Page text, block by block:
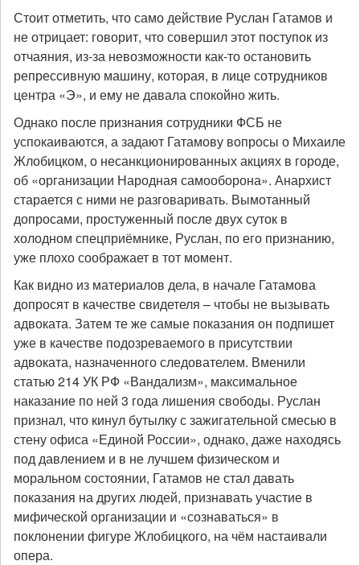
Стоит отметить, что само действие Руслан Гатамов и
не отрицает: говорит, что совершил этот поступок из
отчаяния, из-за невозможности как-то остановить
репрессивную машину, которая, в лице сотрудников
центра «Э», и ему не давала спокойно жить.
Однако после признания сотрудники ФСБ не
успокаиваются, а задают Гатамову вопросы о Михаиле
Жлобицком, о несанкционированных акциях в городе,
об «организации Народная самооборона». Анархист
старается с ними не разговаривать. Вымотанный
допросами, простуженный после двух суток в
холодном спецприёмнике, Руслан, по его признанию,
уже плохо соображает в тот момент.
Как видно из материалов дела, в начале Гатамова
допросят в качестве свидетеля – чтобы не вызывать
адвоката. Затем те же самые показания он подпишет
уже в качестве подозреваемого в присутствии
адвоката, назначенного следователем. Вменили
статью 214 УК РФ «Вандализм», максимальное
наказание по ней 3 года лишения свободы. Руслан
признал, что кинул бутылку с зажигательной смесью в
стену офиса «Единой России», однако, даже находясь
под давлением и в не лучшем физическом и
моральном состоянии, Гатамов не стал давать
показания на других людей, признавать участие в
мифической организации и «сознаваться» в
поклонении фигуре Жлобицкого, на чём настаивали
опера.